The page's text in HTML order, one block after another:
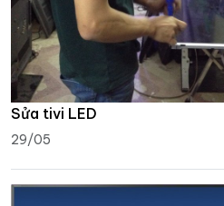
Sửa tivi LED
29/05